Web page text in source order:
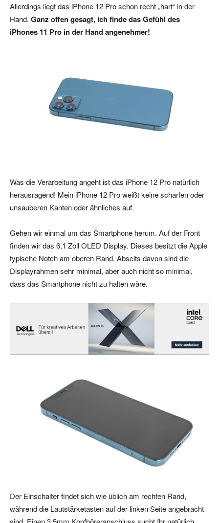
Allerdings liegt das iPhone 12 Pro schon recht „hart“ in der
Hand. Ganz offen gesagt, ich finde das Gefühl des
iPhones 11 Pro in der Hand angenehmer!
Was die Verarbeitung angeht ist das iPhone 12 Pro natürlich
herausragend! Mein iPhone 12 Pro weißt keine scharfen oder
unsauberen Kanten oder ähnliches auf.
Gehen wir einmal um das Smartphone herum. Auf der Front
finden wir das 6,1 Zoll OLED Display. Dieses besitzt die Apple
typische Notch am oberen Rand. Abseits davon sind die
Displayrahmen sehr minimal, aber auch nicht so minimal,
dass das Smartphone nicht zu halten wäre.
Der Einschalter findet sich wie üblich am rechten Rand,
während die Lautstärketasten auf der linken Seite angebracht